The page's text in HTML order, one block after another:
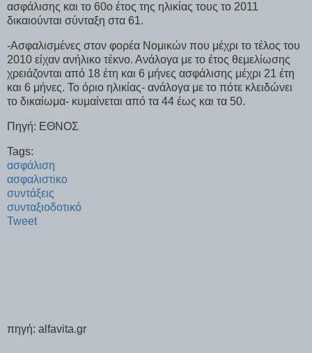
ασφάλισης και το 60ο έτος της ηλικίας τους το 2011
δικαιούνται σύνταξη στα 61.
-Ασφαλισμένες στον φορέα Νομικών που μέχρι το τέλος του
2010 είχαν ανήλικο τέκνο. Ανάλογα με το έτος θεμελίωσης
χρειάζονται από 18 έτη και 6 μήνες ασφάλισης μέχρι 21 έτη
και 6 μήνες. Το όριο ηλικίας- ανάλογα με το πότε κλειδώνει
το δικαίωμα- κυμαίνεται από τα 44 έως και τα 50.
Πηγή: ΕΘΝΟΣ
Tags:
ασφάλιση
ασφαλιστικο
συντάξεις
συνταξιοδοτικό
Tweet
πηγή: alfavita.gr